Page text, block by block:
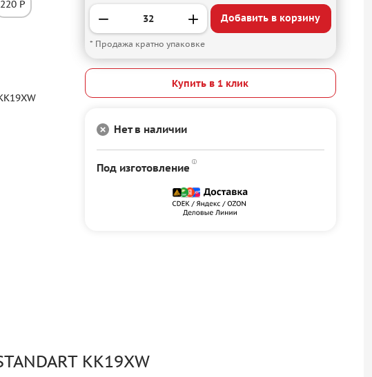
220 P
Добавить в корзину
* Продажа кратно упаковке
Купить в 1 клик
Нет в наличии
Под изготовление
KK19XW